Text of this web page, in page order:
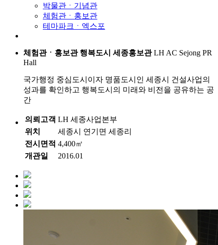
박물관ㆍ기념관
체험관ㆍ홍보관
테마파크ㆍ엑스포
체험관ㆍ홍보관 행복도시 세종홍보관 LH AC Sejong PR
Hall
국가행정 중심도시이자 명품도시인 세종시 건설사업의
성과를 확인하고 행복도시의 미래와 비전을 공유하는 공
간
의뢰고객 LH 세종사업본부
위치
세종시 연기면 세종리
전시면적 4,400㎡
개관일
2016.01